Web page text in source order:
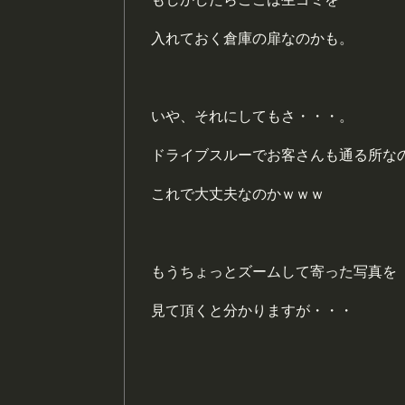
入れておく倉庫の扉なのかも。
いや、それにしてもさ・・・。
ドライブスルーでお客さんも通る所な
これで大丈夫なのかｗｗｗ
もうちょっとズームして寄った写真を
見て頂くと分かりますが・・・